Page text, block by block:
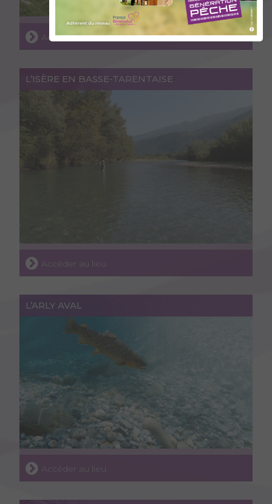
Accéder au lieu
L’ISÈRE EN BASSE-TARENTAISE
Accéder au lieu
L’ARLY AVAL
Accéder au lieu